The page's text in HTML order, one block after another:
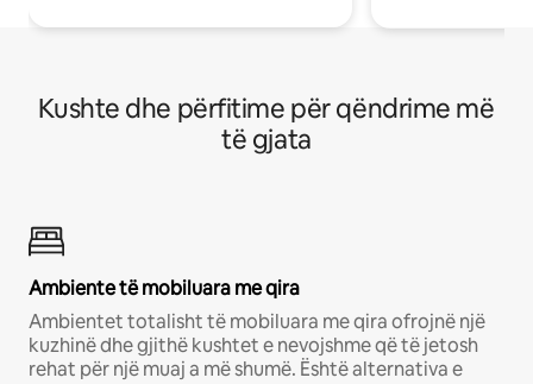
Kushte dhe përfitime për qëndrime më
të gjata
Ambiente të mobiluara me qira
Ambientet totalisht të mobiluara me qira ofrojnë një
kuzhinë dhe gjithë kushtet e nevojshme që të jetosh
rehat për një muaj a më shumë. Është alternativa e